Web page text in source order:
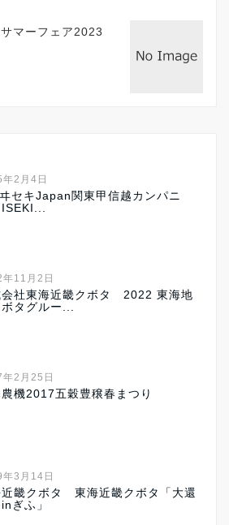
マーフェア2023
2月4日
セキJapan関東甲信越カンパニ
11月2日
会社東海近畿クボタ 2022 東海地
タグルー...
2月25日
機2017五穀豊穣春まつり
3月14日
近畿クボタ 東海近畿クボタ「大還
ぎふ」